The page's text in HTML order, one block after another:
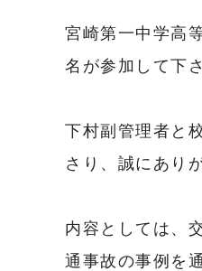
宮崎第一中学高
名が参加して下
下村副管理者と
さり、誠にあり
内容としては、
通事故の事例を